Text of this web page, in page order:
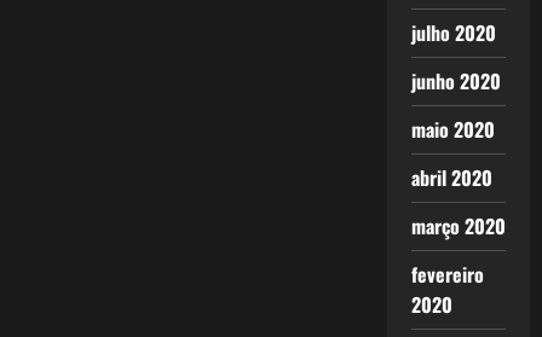
julho 2020
junho 2020
maio 2020
abril 2020
março 2020
fevereiro
2020